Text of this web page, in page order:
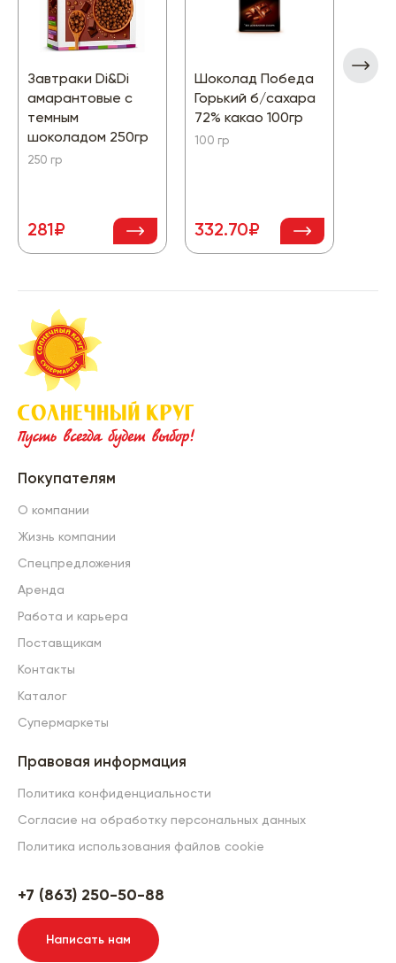
Завтраки Di&Di
амарантовые с
темным
шоколадом 250гр
250 гр
281₽
Шоколад Победа
Горький б/сахара
72% какао 100гр
100 гр
332.70₽
Покупателям
О компании
Жизнь компании
Спецпредложения
Аренда
Работа и карьера
Поставщикам
Контакты
Каталог
Супермаркеты
Правовая информация
Политика конфиденциальности
Согласие на обработку персональных данных
Политика использования файлов cookie
+7 (863) 250-50-88
Написать нам